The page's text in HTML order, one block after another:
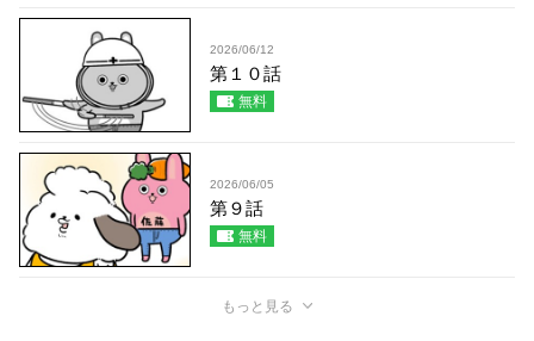
2026/06/12
第１０話
無料
2026/06/05
第９話
無料
もっと見る